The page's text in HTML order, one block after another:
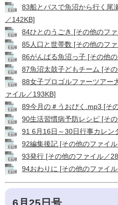
83船とバスで魚沼から行く尾
／142KB]
84ひとのうごき [その他のフ
85人口と世帯数 [その他のフ
86がんばる魚沼っ子 [その他
87魚沼太鼓子どもチーム [そ
88女子プロゴルファーツアー
ァイル／193KB]
89今月の＃うおぴく.mp3 [そ
90生活習慣病予防レシピ [そ
91 6月16日～30日行事カレン
92編集後記 [その他のファイ
93発行 [その他のファイル／
94おわりに [その他のファイ
6月25日号